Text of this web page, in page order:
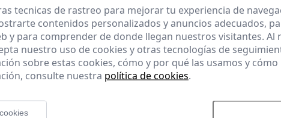
sexual y el acoso por razón de sexo
personales y del acoso digital.
tecnicas de rastreo para mejorar tu experiencia de
contenidos personalizados y anuncios adecuados,
y para comprender de donde llegan nuestros visitantes. Al
nuestro uso de cookies y otras tecnologías de
sobre estas cookies, cómo y por qué las usamos y cómo
consulte nuestra política de cookies.